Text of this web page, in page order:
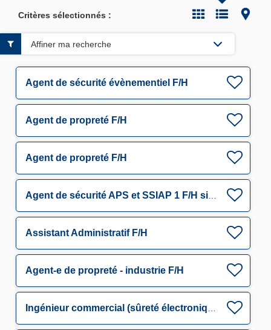
Critères sélectionnés :
Agent de sécurité évènementiel F/H
Agent de propreté F/H
Agent de propreté F/H
Assistant Administratif F/H
Agent-e de propreté - industrie F/H
Affiner ma recherche